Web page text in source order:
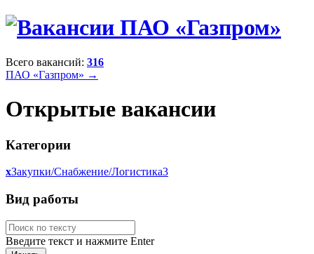
Всего вакансий: 316
ПАО «Газпром» →
Открытые вакансии
Категории
xЗакупки/Снабжение/Логистика3
Вид работы
Введите текст и нажмите Enter